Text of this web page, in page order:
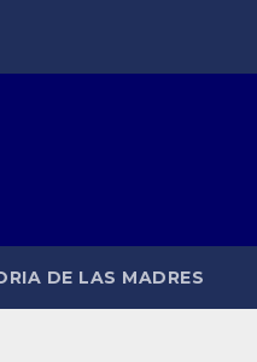
DE LAS MADRES